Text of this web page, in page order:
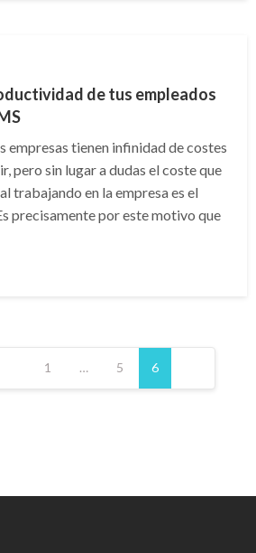
de tus empleados
empresas tienen infinidad de costes
pero sin lugar a dudas el coste que
trabajando en la empresa es el
precisamente por este motivo que
1 … 5 6